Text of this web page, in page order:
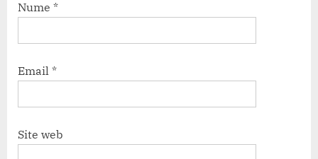
Nume *
Email *
Site web